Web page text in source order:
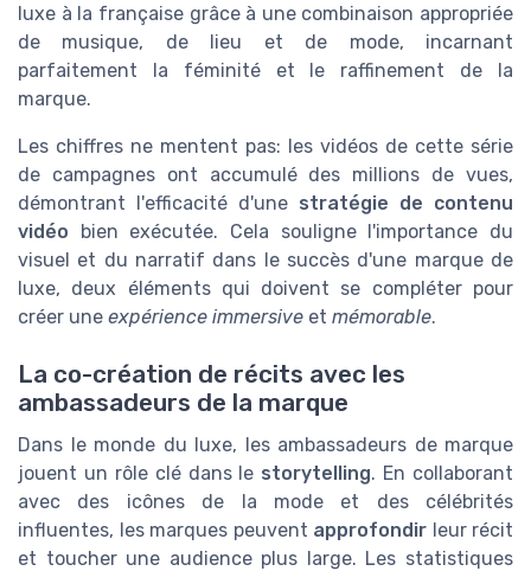
luxe à la française grâce à une combinaison appropriée
de musique, de lieu et de mode, incarnant
parfaitement la féminité et le raffinement de la
marque.
Les chiffres ne mentent pas: les vidéos de cette série
de campagnes ont accumulé des millions de vues,
démontrant l'efficacité d'une stratégie de contenu
vidéo bien exécutée. Cela souligne l'importance du
visuel et du narratif dans le succès d'une marque de
luxe, deux éléments qui doivent se compléter pour
créer une expérience immersive et mémorable.
La co-création de récits avec les
ambassadeurs de la marque
Dans le monde du luxe, les ambassadeurs de marque
jouent un rôle clé dans le storytelling. En collaborant
avec des icônes de la mode et des célébrités
influentes, les marques peuvent approfondir leur récit
et toucher une audience plus large. Les statistiques